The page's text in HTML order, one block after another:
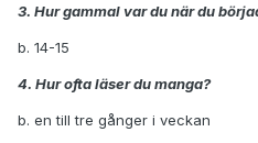
3. Hur gammal var du när du
b. 14-15
4. Hur ofta läser du manga?
b. en till tre gånger i veckan